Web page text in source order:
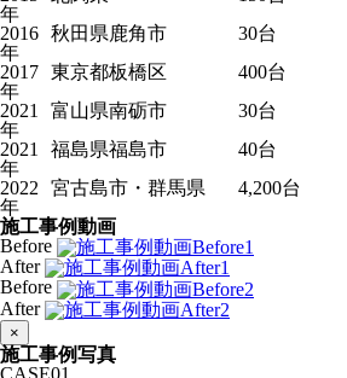
年
2016
年
秋田県鹿角市 30台
2017
年
東京都板橋区 400台
2021
年
富山県南砺市 30台
2021
年
福島県福島市 40台
2022
年
宮古島市・群馬県 4,200台
施工事例動画
Before
After
Before
After
×
施工事例写真
CASE01